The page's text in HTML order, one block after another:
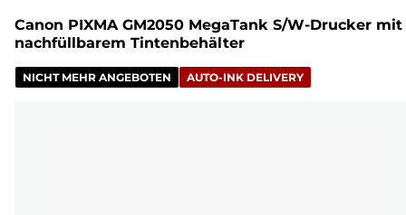
Canon PIXMA GM2050 MegaTank S/W-Drucker mit
nachfüllbarem Tintenbehälter
NICHT MEHR ANGEBOTEN AUTO-INK DELIVERY